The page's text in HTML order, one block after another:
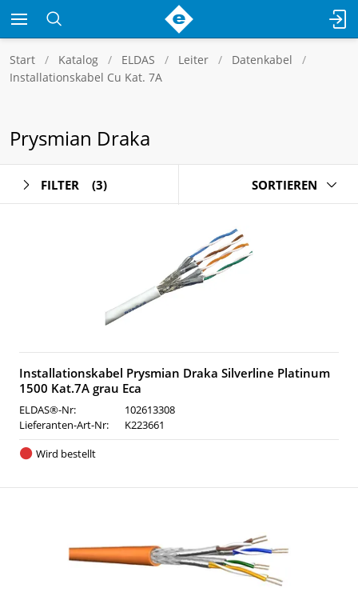
Start Katalog ELDAS Leiter
Datenkabel
Installationskabel Cu Kat. 7A
Prysmian Draka
FILTER (3) SORTIEREN
Installationskabel Prysmian Draka Silverline Platinum
1500 Kat.7A grau Eca
ELDAS®-Nr:
102613308
Lieferanten-Art-Nr:
K223661
Wird bestellt